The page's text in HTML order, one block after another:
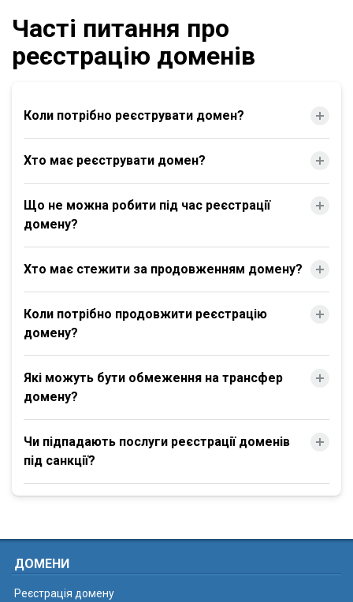
Часті питання про
реєстрацію доменів
Коли потрібно реєструвати домен?
Хто має реєструвати домен?
Що не можна робити під час реєстрації
домену?
Хто має стежити за продовженням домену?
Коли потрібно продовжити реєстрацію
домену?
Які можуть бути обмеження на трансфер
домену?
Чи підпадають послуги реєстрації доменів
під санкції?
ДОМЕНИ
Реєстрація домену